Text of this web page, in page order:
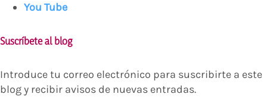
You Tube
Suscríbete al blog
Introduce tu correo electrónico para suscribirte a este
blog y recibir avisos de nuevas entradas.